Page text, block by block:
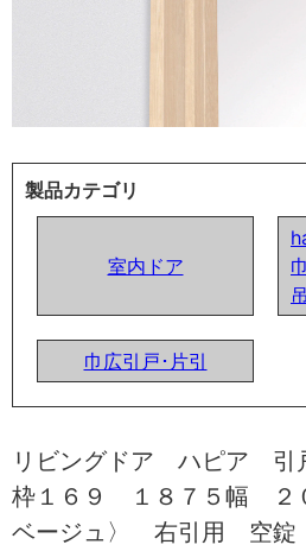
製品カテゴリ
室内ドア
巾広引戸･片引
リビングドア ハピア
枠１６９ １８７５幅 ２
ベージュ〉 右引用 空錠